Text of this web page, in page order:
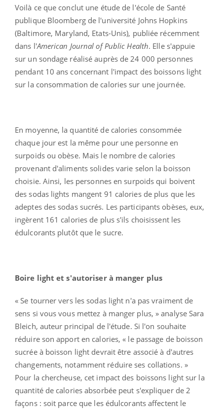
Voilà ce que conclut une étude de l'école de Santé
publique Bloomberg de l'université Johns Hopkins
(Baltimore, Maryland, Etats-Unis), publiée récemment
dans l'American Journal of Public Health. Elle s'appuie
sur un sondage réalisé auprès de 24 000 personnes
pendant 10 ans concernant l'impact des boissons light
sur la consommation de calories sur une journée.
En moyenne, la quantité de calories consommée
chaque jour est la même pour une personne en
surpoids ou obèse. Mais le nombre de calories
provenant d'aliments solides varie selon la boisson
choisie. Ainsi, les personnes en surpoids qui boivent
des sodas lights mangent 91 calories de plus que les
adeptes des sodas sucrés. Les participants obèses, eux,
ingèrent 161 calories de plus s'ils choisissent les
édulcorants plutôt que le sucre.
Boire light et s'autoriser à manger plus
« Se tourner vers les sodas light n'a pas vraiment de
sens si vous vous mettez à manger plus, » analyse Sara
Bleich, auteur principal de l'étude. Si l'on souhaite
réduire son apport en calories, « le passage de boisson
sucrée à boisson light devrait être associé à d'autres
changements, notamment réduire ses collations. »
Pour la chercheuse, cet impact des boissons light sur la
quantité de calories absorbée peut s'expliquer de 2
façons : soit parce que les édulcorants affectent le